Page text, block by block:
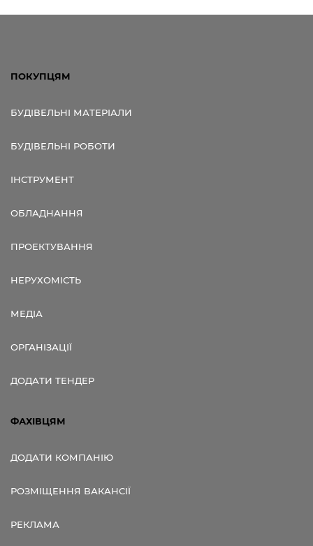
ПОКУПЦЯМ
БУДІВЕЛЬНІ МАТЕРІАЛИ
БУДІВЕЛЬНІ РОБОТИ
ІНСТРУМЕНТ
ОБЛАДНАННЯ
ПРОЕКТУВАННЯ
НЕРУХОМІСТЬ
МЕДІА
ОРГАНІЗАЦІЇ
ДОДАТИ ТЕНДЕР
ФАХІВЦЯМ
ДОДАТИ КОМПАНІЮ
РОЗМІЩЕННЯ ВАКАНСІЇ
РЕКЛАМА